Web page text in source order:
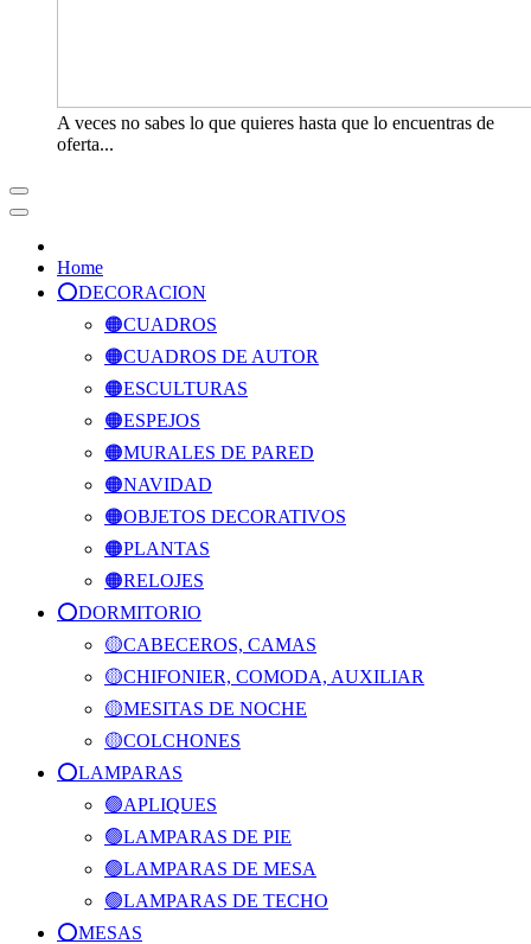
A veces no sabes lo que quieres hasta que lo encuentras de
oferta...
Home
⭕️DECORACION
🟠CUADROS
🟠CUADROS DE AUTOR
🟠ESCULTURAS
🟠ESPEJOS
🟠MURALES DE PARED
🟠NAVIDAD
🟠OBJETOS DECORATIVOS
🟠PLANTAS
🟠RELOJES
⭕️DORMITORIO
🟡CABECEROS, CAMAS
🟡CHIFONIER, COMODA, AUXILIAR
🟡MESITAS DE NOCHE
🟡COLCHONES
⭕️LAMPARAS
🟢APLIQUES
🟢LAMPARAS DE PIE
🟢LAMPARAS DE MESA
🟢LAMPARAS DE TECHO
⭕️MESAS